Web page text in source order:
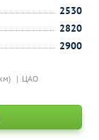
ЦАО
2530
2820
2900